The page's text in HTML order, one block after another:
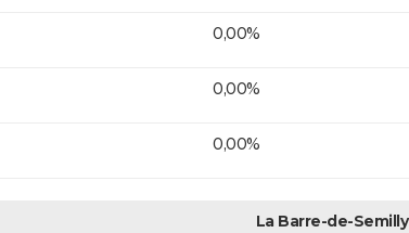
0,00%
0,00%
0,00%
La Barre-de-Semilly